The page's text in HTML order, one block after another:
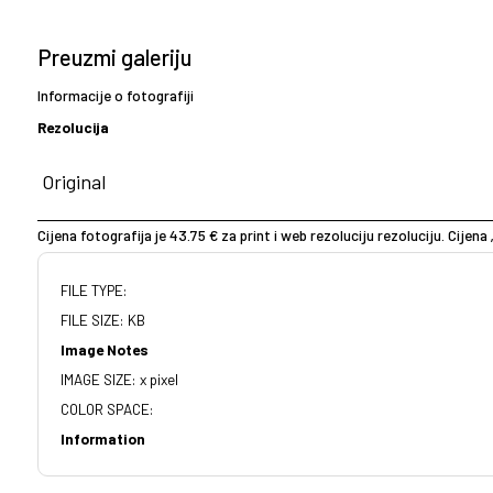
Preuzmi galeriju
Informacije o fotografiji
Rezolucija
Cijena fotografija je 43.75 € za print i web rezoluciju rezoluciju.
FILE TYPE:
FILE SIZE: KB
Image Notes
IMAGE SIZE: x pixel
COLOR SPACE:
Information